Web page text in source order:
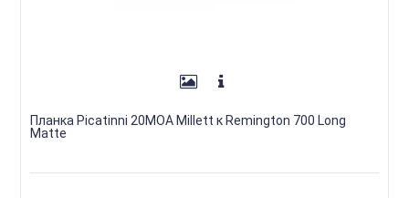
Планка Picatinni 20MOA Millett к Remington 700 Long
Matte